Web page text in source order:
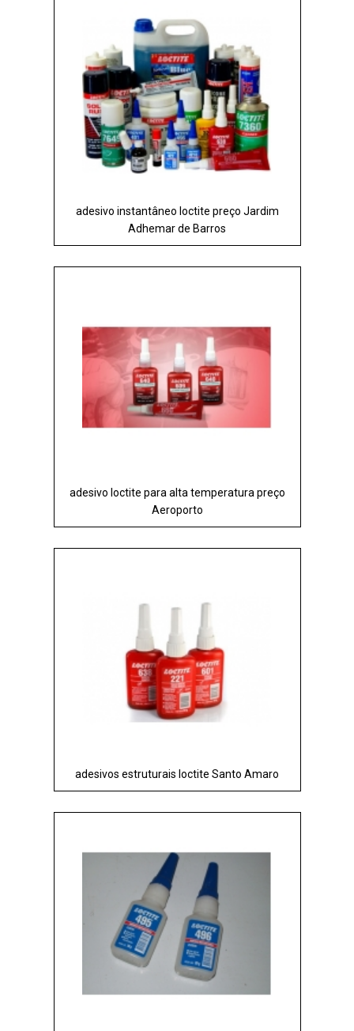
adesivo instantâneo loctite preço Jardim
Adhemar de Barros
adesivo loctite para alta temperatura preço
Aeroporto
adesivos estruturais loctite Santo Amaro